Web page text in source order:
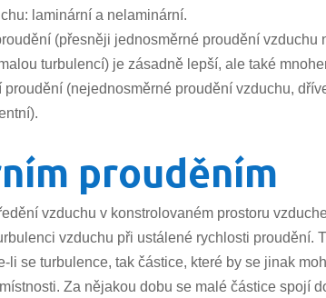
laminární a nelaminární.
(přesněji jednosměrné proudění vzduchu
turbulencí) je zásadně lepší, ale také
proudění (nejednosměrné proudění vzduchu,
prouděním
vzduchu v konstrolovaném prostoru
vzduchu při ustálené rychlosti proudění.
se turbulence, tak částice, které by se jinak
Za nějakou dobu se malé částice spojí